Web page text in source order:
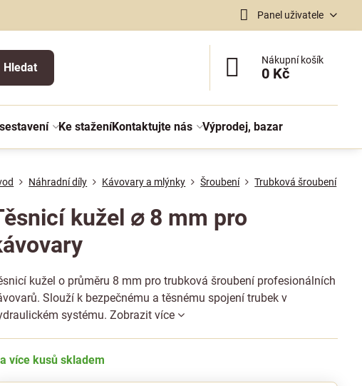
Panel uživatele
Hledat
Nákupní košík
0 Kč
Ke staženíKontaktujte nás Výprodej, bazar
Náhradní díly Kávovary a mlýnky Šroubení Trubková šroubení
kužel ⌀ 8 mm pro
kužel o průměru 8 mm pro trubková šroubení profesionálních
Slouží k bezpečnému a těsnému spojení trubek v
systému.Zobrazit více
více kusů skladem